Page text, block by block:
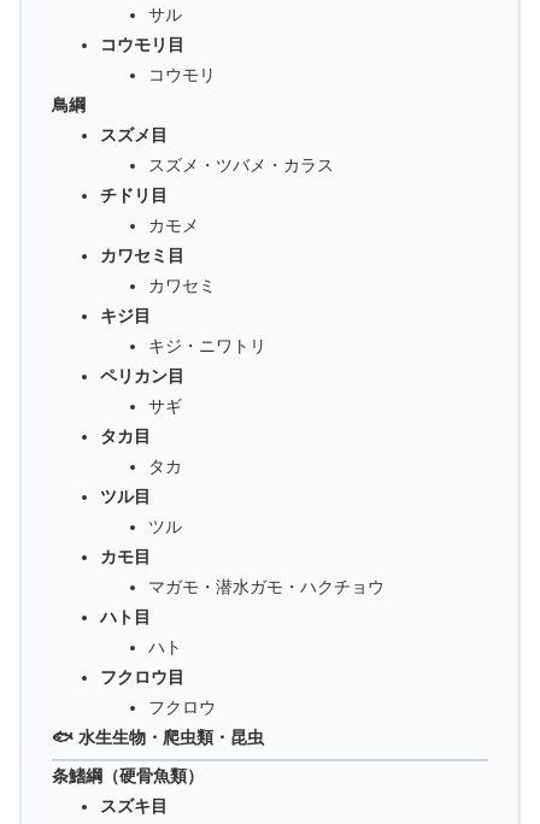
サル
コウモリ目
コウモリ
鳥綱
スズメ目
スズメ・ツバメ・カラス
チドリ目
カモメ
カワセミ目
カワセミ
キジ目
キジ・ニワトリ
ペリカン目
サギ
タカ目
タカ
ツル目
ツル
カモ目
マガモ・潜水ガモ・ハクチョウ
ハト目
ハト
フクロウ目
フクロウ
🐟 水生生物・爬虫類・昆虫
条鰭綱（硬骨魚類）
スズキ目